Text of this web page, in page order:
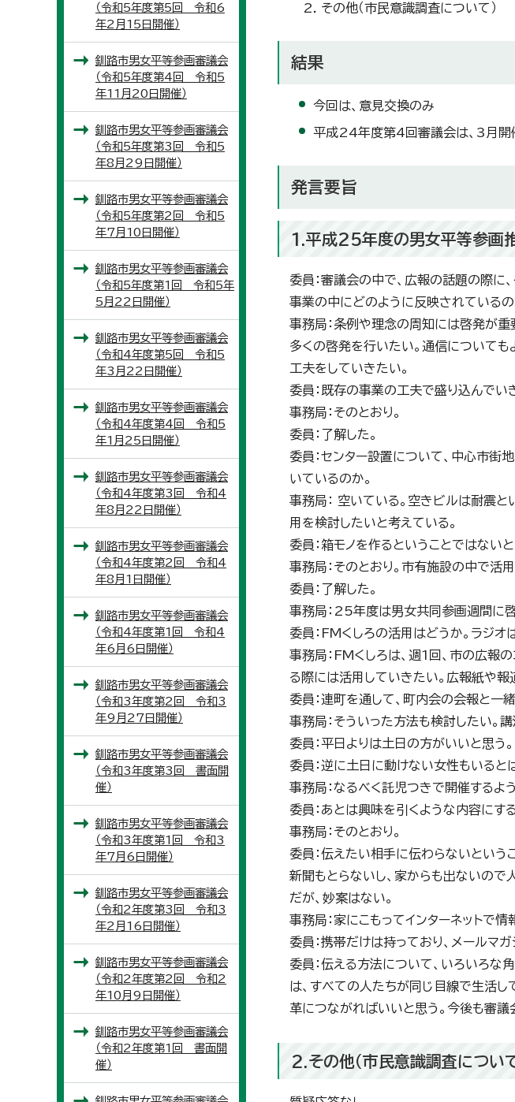
その他（市民意識調査について）
結果
今回は、意見交換のみ
平成24年度第4回審議会は、3月開
発言要旨
1.平成25年度の男女平等参画
委員：審議会の中で、広報の話題の際に
事業の中にどのように反映されているの
事務局：条例や理念の周知には啓発が重
多くの啓発を行いたい。通信について
工夫をしていきたい。
委員：既存の事業の工夫で盛り込んでい
事務局：そのとおり。
委員：了解した。
委員：センター設置について、中心市街
いているのか。
事務局： 空いている。空きビルは耐震
用を検討したいと考えている。
委員：箱モノを作るということではない
事務局：そのとおり。市有施設の中で活
委員：了解した。
事務局：25年度は男女共同参画週間に
委員：FMくしろの活用はどうか。ラジ
事務局：FMくしろは、週1回、市の広報
る際には活用していきたい。広報紙や
委員：連町を通して、町内会の会報と一
事務局：そういった方法も検討したい。
委員：平日よりは土日の方がいいと思う。
委員：逆に土日に動けない女性もいると
事務局：なるべく託児つきで開催するよ
委員：あとは興味を引くような内容にす
事務局：そのとおり。
委員：伝えたい相手に伝わらないとい
新聞もとらないし、家からも出ないの
だが、妙案はない。
事務局：家にこもってインターネットで情
委員：携帯だけは持っており、メールマ
委員：伝える方法について、いろいろ
は、すべての人たちが同じ目線で生活し
革につながればいいと思う。今後も審
2.その他（市民意識調査について
（令和5年度第5回 令和6
年2月15日開催）
釧路市男女平等参画審議会
（令和5年度第4回 令和5
年11月20日開催）
釧路市男女平等参画審議会
（令和5年度第3回 令和5
年8月29日開催）
釧路市男女平等参画審議会
（令和5年度第2回 令和5
年7月10日開催）
釧路市男女平等参画審議会
（令和5年度第1回 令和5年
5月22日開催）
釧路市男女平等参画審議会
（令和4年度第5回 令和5
年3月22日開催）
釧路市男女平等参画審議会
（令和4年度第4回 令和5
年1月25日開催）
釧路市男女平等参画審議会
（令和4年度第3回 令和4
年8月22日開催）
釧路市男女平等参画審議会
（令和4年度第2回 令和4
年8月1日開催）
釧路市男女平等参画審議会
（令和4年度第1回 令和4
年6月6日開催）
釧路市男女平等参画審議会
（令和3年度第2回 令和3
年9月27日開催）
釧路市男女平等参画審議会
（令和3年度第3回 書面開
催）
釧路市男女平等参画審議会
（令和3年度第1回 令和3
年7月6日開催）
釧路市男女平等参画審議会
（令和2年度第3回 令和3
年2月16日開催）
釧路市男女平等参画審議会
（令和2年度第2回 令和2
年10月9日開催）
釧路市男女平等参画審議会
（令和2年度第1回 書面開
催）